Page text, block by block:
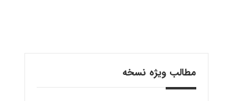
مطالب ویژه نسخه